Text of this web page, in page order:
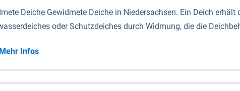
Deiche Gewidmete Deiche in Niedersachsen. Ein Deich
oder Schutzdeiches durch Widmung, die die
Deiche gelten die Bestimmungen des Niedersächsischen
Sperrwerke Sperrwerke sind Bauwerke mit Sperrvorrichtungen in Tidegewässern, die dem
eines Gebietes vor erhöhten Tiden, vor allem vor Sturmfluten, zu
Art erhält die Eigenschaft eines Sperrwerkes durch
Mehr Infos